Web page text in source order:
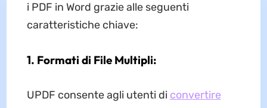
i PDF in Word grazie alle seguenti
caratteristiche chiave:
1. Formati di File Multipli:
UPDF consente agli utenti di convertire